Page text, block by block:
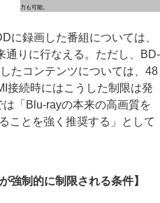
力も可能。
録画した番組については、
通りに行なえる。ただし、BD-
たコンテンツについては、48
接続時にはこうした制限は発
「Blu-rayの本来の高画質を
ことを強く推奨する」として
強制的に制限される条件】